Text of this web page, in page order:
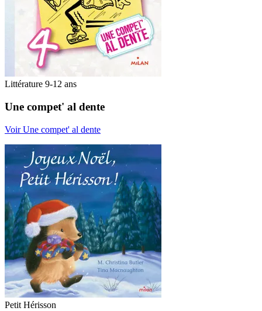
Littérature 9-12 ans
Une compet' al dente
Voir Une compet' al dente
Petit Hérisson